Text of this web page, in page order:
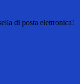
di posta elettronica!